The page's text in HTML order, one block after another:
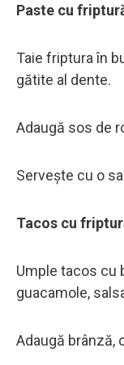
Paste cu
Taie friptura în
gătite al dente.
Adaugă sos de
Servește cu o
Tacos cu
Umple tacos cu
guacamole,
Adaugă brânză,